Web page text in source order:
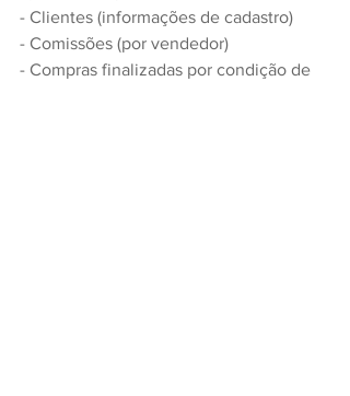
- Clientes (informações de cadastro)
- Comissões (por vendedor)
- Compras finalizadas por condição de